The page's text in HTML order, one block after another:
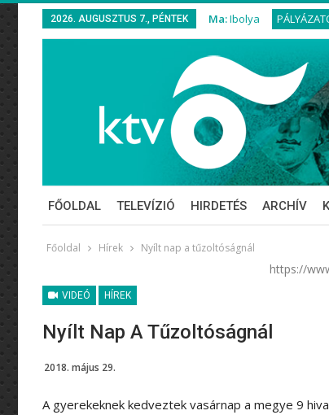
2026. AUGUSZTUS 7., PÉNTEK Ma:Ibolya
FŐOLDAL TELEVÍZIÓ HIRDETÉS ARCHÍV
Főoldal Hírek Nyílt nap a tűzoltóságnál
https://
VIDEÓ HÍREK
Nyílt Nap A Tűzoltóságnál
2018. május 29.
A gyerekeknek kedveztek vasárnap a megye 9